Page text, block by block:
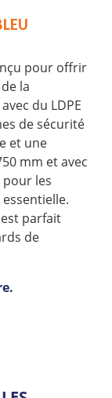
pour offrir
la
du LDPE
de sécurité
et une
mm et avec
les
parfait
de